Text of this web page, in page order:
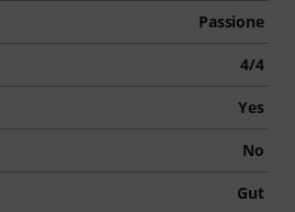
Passione
4/4
Yes
No
Gut